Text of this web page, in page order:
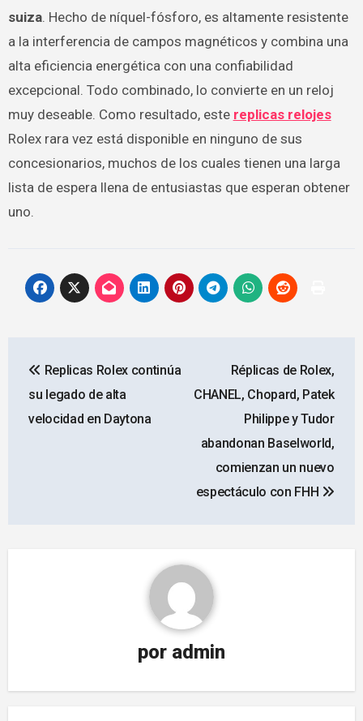
suiza. Hecho de níquel-fósforo, es altamente resistente
a la interferencia de campos magnéticos y combina una
alta eficiencia energética con una confiabilidad
excepcional. Todo combinado, lo convierte en un reloj
muy deseable. Como resultado, este replicas relojes
Rolex rara vez está disponible en ninguno de sus
concesionarios, muchos de los cuales tienen una larga
lista de espera llena de entusiastas que esperan obtener
uno.
de
entradas
Replicas Rolex continúa
su legado de alta
velocidad en Daytona
Réplicas de Rolex,
CHANEL, Chopard, Patek
Philippe y Tudor
abandonan Baselworld,
comienzan un nuevo
espectáculo con FHH
por admin